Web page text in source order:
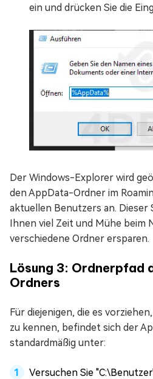
ein und drücken Sie die
Der Windows-Explorer wird
den AppData-Ordner im
aktuellen Benutzers an. Dieser
Ihnen viel Zeit und Mühe beim
verschiedene Ordner ersparen.
Lösung 3: Ordnerpfad
Ordners
Für diejenigen, die es
zu kennen, befindet sich der
standardmäßig unter:
Versuchen Sie